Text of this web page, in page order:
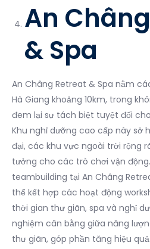
An
& Spa
An Châng Retreat & Spa nằm
Hà Giang khoảng 10km, trong
đem lại sự tách biệt tuyệt đối
Khu nghỉ dưỡng cao cấp này sở
đại, các khu vực ngoài trời rộng
tưởng cho các trò chơi vận
teambuilding tại An Châng
thể kết hợp các hoạt động
thời gian thư giãn, spa và nghỉ
nghiệm cân bằng giữa năng
thư giãn, góp phần tăng hiệu